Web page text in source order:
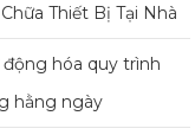
Thiết Bị Tại Nhà
động hóa quy trình
hằng ngày